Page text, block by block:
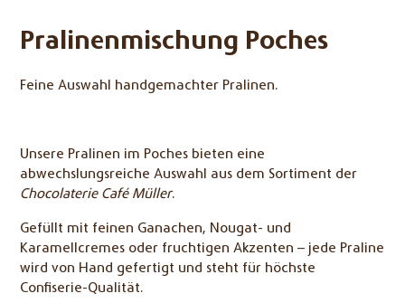
Pralinenmischung Poches
Feine Auswahl handgemachter Pralinen.
Unsere Pralinen im Poches bieten eine
abwechslungsreiche Auswahl aus dem Sortiment der
Chocolaterie Café Müller.
Gefüllt mit feinen Ganachen, Nougat- und
Karamellcremes oder fruchtigen Akzenten – jede Praline
wird von Hand gefertigt und steht für höchste
Confiserie-Qualität.